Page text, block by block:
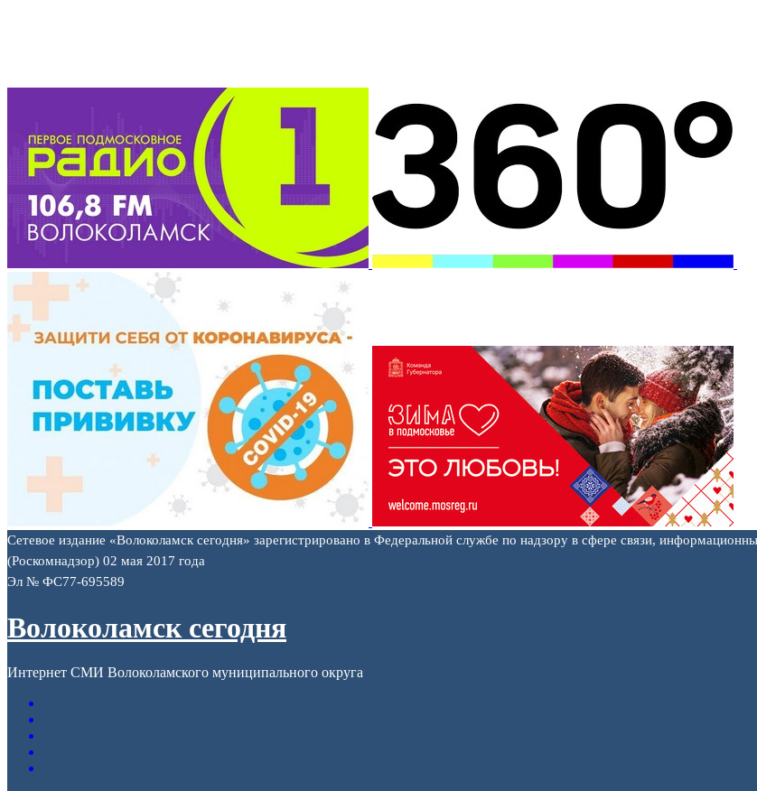
Сетевое издание «Волоколамск сегодня» зарегистрировано в Федеральной службе по надзору в сфере связи,
(Роскомнадзор) 02 мая 2017 года
Эл № ФС77-695589
Волоколамск сегодня
Интернет СМИ Волоколамского муниципального округа